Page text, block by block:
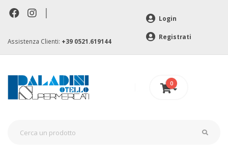
|
Assistenza Clienti: +39 0521.619144
Login
Registrati
0